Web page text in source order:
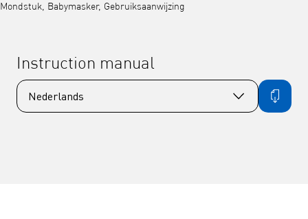
Mondstuk, Babymasker, Gebruiksaanwijzing
Instruction manual